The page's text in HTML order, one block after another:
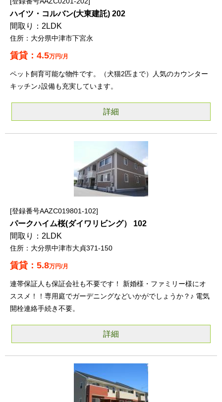
ハイツ・コルバン(大東建託) 202
2LDK
大分県中津市下宮永
4.5万円/月
ペット飼育可能な物件です。（犬猫2匹まで）人気のカウンター
キッチン♪設備も充実しています。
詳細
登録番号AAZC019801-102
パークハイム桜(ダイワリビング） 102
2LDK
大分県中津市大貞371-150
5.8万円/月
連帯保証人も保証会社も不要です！ 新婚様・ファミリー様にオ
ススメ！！専用庭でガーデニングなどいかがでしょうか？♪ 電気
開栓連絡手続き不要。
詳細